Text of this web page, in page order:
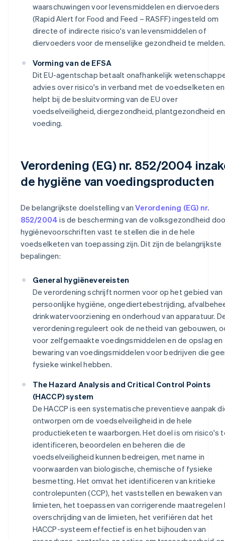
waarschuwingen voor levensmiddelen en diervoeders
(Rapid Alert for Food and Feed – RASFF) ingesteld om
directe of indirecte risico's van levensmiddelen of
diervoeders voor de menselijke gezondheid te melden.
Vorming van de EFSA
Dit EU-agentschap betaalt onafhankelijk
advies over risico's in verband met de voedselketen en
helpt bij de besluitvorming van de EU over
voedselveiligheid, diergezondheid, plantgezondheid en
voeding.
Verordening (EG) nr. 852/2004
de hygiëne van voedingsproducten
De belangrijkste doelstelling vanVerordening (EG) nr.
852/2004 is de bescherming van de volksgezondheid
hygiënevoorschriften vast te stellen die in de hele
voedselketen van toepassing zijn. Dit zijn de belangrijkste
bepalingen:
General hygiënevereisten
De verordening schrijft normen voor op het gebied van
persoonlijke hygiëne, ongediertebestrijding,
drinkwatervoorziening en onderhoud van apparatuur.
verordening reguleert ook de netheid van gebouwen,
voor zelfgemaakte voedingsmiddelen en de opslag en
bewaring van voedingsmiddelen voor bedrijven die
fysieke winkel hebben.
The Hazard Analysis and Critical Control Points
(HACCP) system
De HACCP is een systematische preventieve aanpak
ontworpen om de voedselveiligheid in de hele
productieketen te waarborgen. Het doel is om risico's
identificeren, beoordelen en beheren die de
voedselveiligheid kunnen bedreigen, met name in
voorwaarden van biologische, chemische of fysieke
besmetting. Het omvat het identificeren van kritieke
controlepunten (CCP), het vaststellen en bewaken van
limieten, het toepassen van corrigerende maatregelen
overschrijding van de limieten, het verifiëren dat het
HACCP-systeem effectief is en het bijhouden van